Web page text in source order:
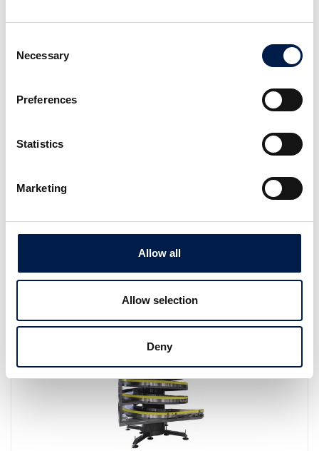
Selection
Necessary
Preferences
Statistics
Marketing
Allow all
Allow selection
Deny
针对单列瓶处理、初次包装和医药物品